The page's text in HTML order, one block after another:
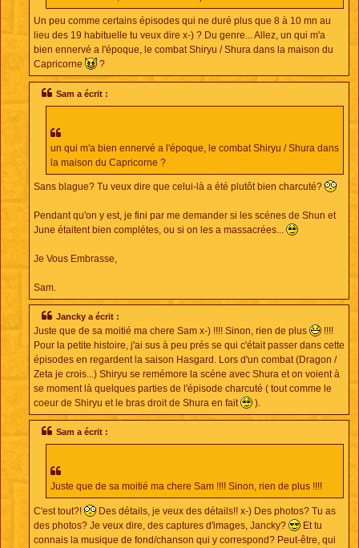
Un peu comme certains épisodes qui ne duré plus que 8 à 10 mn au
lieu des 19 habituelle tu veux dire x-) ? Du genre... Allez, un qui m'a
bien ennervé a l'époque, le combat Shiryu / Shura dans la maison du
Capricorne
?
Sam a écrit :
un qui m'a bien ennervé a l'époque, le combat Shiryu / Shura dans
la maison du Capricorne ?
Sans blague? Tu veux dire que celui-là a été plutôt bien charcuté?
Pendant qu'on y est, je fini par me demander si les scénes de Shun et
June étaitent bien complétes, ou si on les a massacrées...
Je Vous Embrasse,
Sam.
Jancky a écrit :
Juste que de sa moitié ma chere Sam x-) !!!! Sinon, rien de plus
!!!!
Pour la petite histoire, j'ai sus à peu prés se qui c'était passer dans cette
épisodes en regardent la saison Hasgard. Lors d'un combat (Dragon /
Zeta je crois...) Shiryu se remémore la scéne avec Shura et on voient à
se moment là quelques parties de l'épisode charcuté ( tout comme le
coeur de Shiryu et le bras droit de Shura en fait
).
Sam a écrit :
Juste que de sa moitié ma chere Sam !!!! Sinon, rien de plus !!!!
C'est tout?!
Des détails, je veux des détails!! x-) Des photos? Tu as
des photos? Je veux dire, des captures d'images, Jancky?
Et tu
connais la musique de fond/chanson qui y correspond? Peut-être, qui